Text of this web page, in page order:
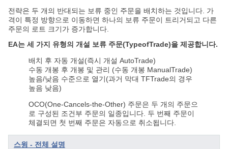
전략은 두 개의 반대되는 보류 중인 주문을 배치하는 것입니다. 가
격이 특정 방향으로 이동하면 하나의 보류 주문이 트리거되고 다른
주문의 로트 크기가 증가합니다.
EA는 세 가지 유형의 개설 보류 주문(TypeofTrade)을 제공합니다.
배치 후 자동 개설(즉시 개설 AutoTrade)
수동 개봉 후 개봉 및 관리 (수동 개봉 ManualTrade)
높음/낮음 수준으로 열기(과거 막대 TFTrade의 경우
높음 낮음)
OCO(One-Cancels-the-Other) 주문은 두 개의 주문으
로 구성된 조건부 주문의 일종입니다. 두 번째 주문이
체결되면 첫 번째 주문은 자동으로 취소됩니다.
스윙 - 전체 설명